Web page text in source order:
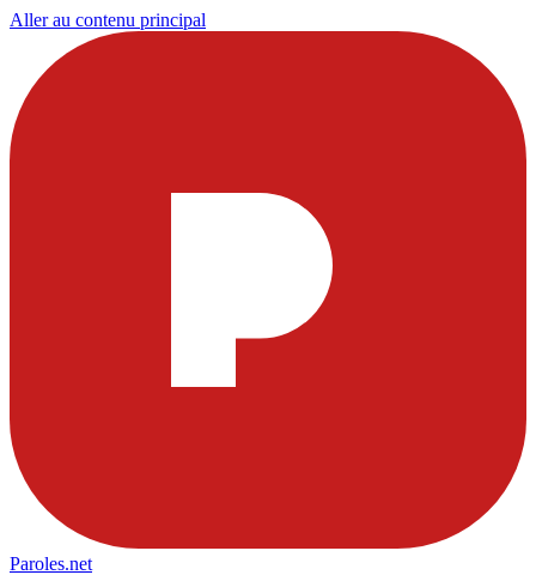
Aller au contenu principal
Paroles.net